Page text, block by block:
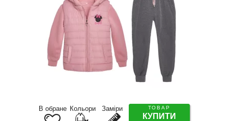
В обране Кольори Заміри ТОВАР
КУПИТИ